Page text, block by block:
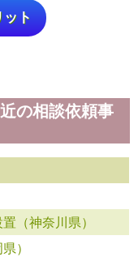
ト
の相談依頼事
（神奈川県）
）